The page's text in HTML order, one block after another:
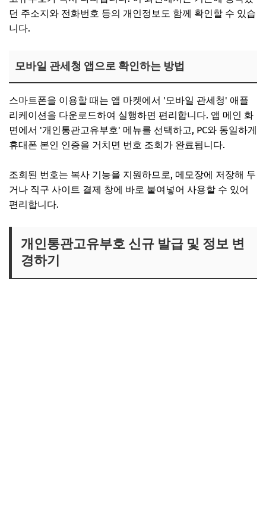
던 주소지와 전화번호 등의 개인정보도 함께 확인할 수 있습
니다.
모바일 관세청 앱으로 확인하는 방법
스마트폰을 이용할 때는 앱 마켓에서 '모바일 관세청' 애플
리케이션을 다운로드하여 실행하면 편리합니다. 앱 메인 화
면에서 '개인통관고유부호' 메뉴를 선택하고, PC와 동일하게
휴대폰 본인 인증을 거치면 번호 조회가 완료됩니다.
조회된 번호는 복사 기능을 지원하므로, 메모장에 저장해 두
거나 직구 사이트 결제 창에 바로 붙여넣어 사용할 수 있어
편리합니다.
개인통관고유부호 신규 발급 및 정보 변
경하기